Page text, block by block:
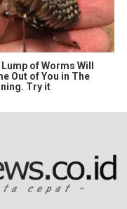
of Worms Will
Out of You in The
Try it